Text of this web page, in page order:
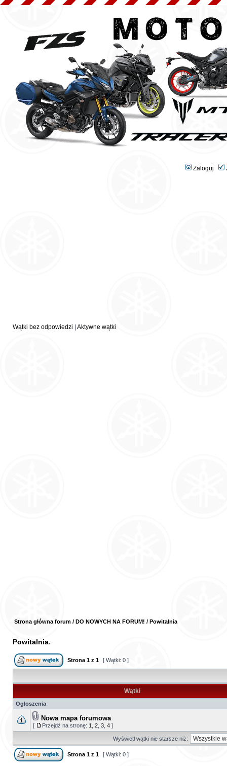
Zaloguj
Wątki bez odpowiedzi Aktywne wątki
Strona główna forum / DO NOWYCH NA FORUM! / Powitalnia
Powitalnia
Strona 1 z 1 [ Wątki: 0 ]
Wątki
Ogłoszenia
Nowa mapa forumowa
[ Przejdź na stronę: 1 2 3 4 ]
Wyświetl wątki nie starsze niż:
Strona 1 z 1 [ Wątki: 0 ]